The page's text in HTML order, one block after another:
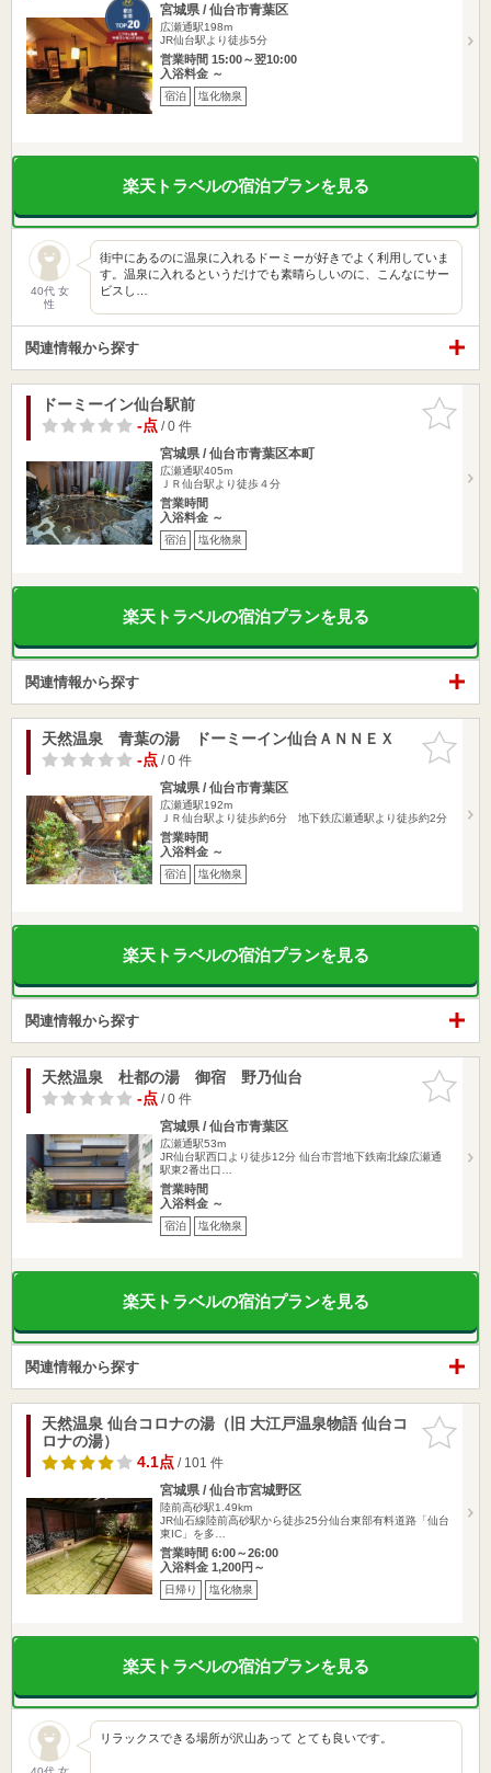
宮城県 / 仙台市青葉区
広瀬通駅198m
JR仙台駅より徒歩5分
営業時間 15:00～翌10:00
入浴料金 ～
宿泊 塩化物泉
楽天トラベルの宿泊プランを見る
40代 女
性
街中にあるのに温泉に入れるドーミーが好きでよく利用していま
す。温泉に入れるというだけでも素晴らしいのに、こんなにサー
ビスし…
関連情報から探す
お気に入
りに追加
ドーミーイン仙台駅前
-点/ 0 件
宮城県 / 仙台市青葉区本町
広瀬通駅405m
ＪＲ仙台駅より徒歩４分
営業時間
入浴料金 ～
宿泊 塩化物泉
楽天トラベルの宿泊プランを見る
関連情報から探す
お気に入
りに追加
天然温泉 青葉の湯 ドーミーイン仙台ＡＮＮＥＸ
-点/ 0 件
宮城県 / 仙台市青葉区
広瀬通駅192m
ＪＲ仙台駅より徒歩約6分 地下鉄広瀬通駅より徒歩約2分
営業時間
入浴料金 ～
宿泊 塩化物泉
楽天トラベルの宿泊プランを見る
関連情報から探す
お気に入
りに追加
天然温泉 杜都の湯 御宿 野乃仙台
-点/ 0 件
宮城県 / 仙台市青葉区
広瀬通駅53m
JR仙台駅西口より徒歩12分 仙台市営地下鉄南北線広瀬通
駅東2番出口…
営業時間
入浴料金 ～
宿泊 塩化物泉
楽天トラベルの宿泊プランを見る
関連情報から探す
お気に入
りに追加
天然温泉 仙台コロナの湯（旧 大江戸温泉物語 仙台コ
ロナの湯）
4.1点/ 101 件
宮城県 / 仙台市宮城野区
陸前高砂駅1.49km
JR仙石線陸前高砂駅から徒歩25分仙台東部有料道路「仙台
東IC」を多…
営業時間 6:00～26:00
入浴料金 1,200円～
日帰り 塩化物泉
楽天トラベルの宿泊プランを見る
リラックスできる場所が沢山あって とても良いです。